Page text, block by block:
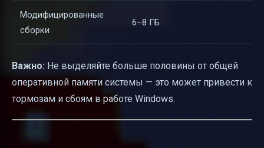
Модифицированные
сборки
6–8 ГБ
Важно: Не выделяйте больше половины от общей
оперативной памяти системы — это может привести к
тормозам и сбоям в работе Windows.